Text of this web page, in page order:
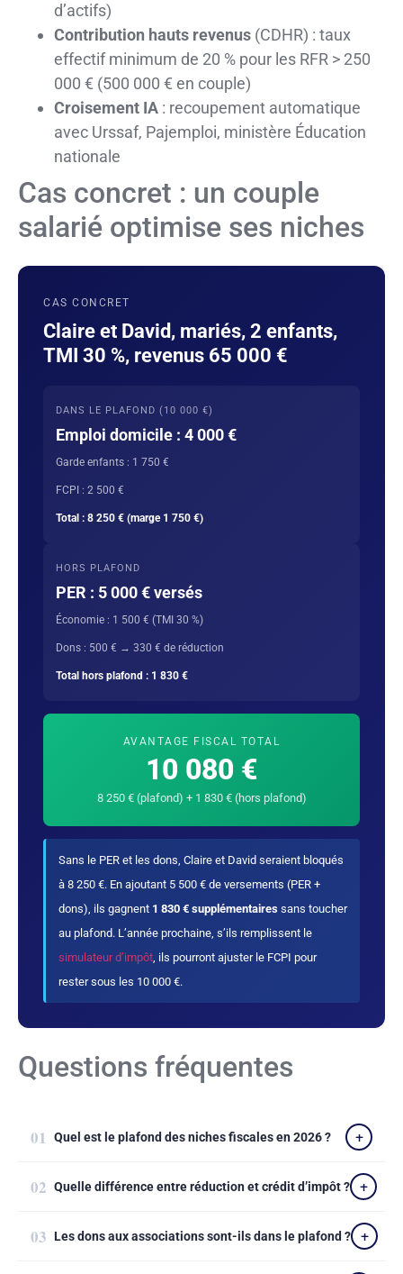
d’actifs)
Contribution hauts revenus (CDHR) : taux
effectif minimum de 20 % pour les RFR > 250
000 € (500 000 € en couple)
Croisement IA : recoupement automatique
avec Urssaf, Pajemploi, ministère Éducation
nationale
Cas concret : un couple
salarié optimise ses niches
CAS CONCRET
Claire et David, mariés, 2 enfants,
TMI 30 %, revenus 65 000 €
DANS LE PLAFOND (10 000 €)
Emploi domicile : 4 000 €
Garde enfants : 1 750 €
FCPI : 2 500 €
Total : 8 250 € (marge 1 750 €)
HORS PLAFOND
PER : 5 000 € versés
Économie : 1 500 € (TMI 30 %)
Dons : 500 € → 330 € de réduction
Total hors plafond : 1 830 €
AVANTAGE FISCAL TOTAL
10 080 €
8 250 € (plafond) + 1 830 € (hors plafond)
Sans le PER et les dons, Claire et David seraient bloqués
à 8 250 €. En ajoutant 5 500 € de versements (PER +
dons), ils gagnent 1 830 € supplémentaires sans toucher
au plafond. L’année prochaine, s’ils remplissent le
simulateur d’impôt, ils pourront ajuster le FCPI pour
rester sous les 10 000 €.
Questions fréquentes
Quel est le plafond des niches fiscales en 2026 ?
Quelle différence entre réduction et crédit d’impôt ?
Les dons aux associations sont-ils dans le plafond ?